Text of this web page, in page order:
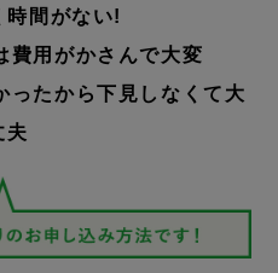
時間がない!
費用がかさんで大変
ったから下見しなくて大
夫